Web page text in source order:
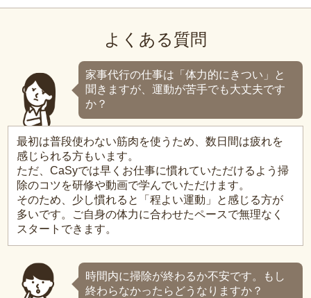
よくある質問
家事代行の仕事は「体力的にきつい」と
聞きますが、運動が苦手でも大丈夫です
か？
最初は普段使わない筋肉を使うため、数日間は疲れを
感じられる方もいます。
ただ、CaSyでは早くお仕事に慣れていただけるよう掃
除のコツを研修や動画で学んでいただけます。
そのため、少し慣れると「程よい運動」と感じる方が
多いです。ご自身の体力に合わせたペースで無理なく
スタートできます。
時間内に掃除が終わるか不安です。もし
終わらなかったらどうなりますか？